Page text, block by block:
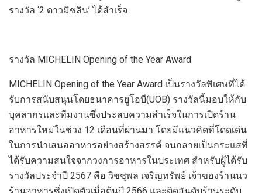
รางวัล ‘2 ดาวมิชลิน’ ได้สำเร็จ
รางวัล MICHELIN Opening of the Year Award
MICHELIN Opening of the Year Award เป็นรางวัลพิเศษที่ได้
รับการสนับสนุนโดยธนาคารยูโอบี(UOB) รางวัลนี้มอบให้กับ
บุคลากรและทีมงานซึ่งประสบความสำเร็จในการเปิดร้าน
อาหารใหม่ในช่วง 12 เดือนที่ผ่านมา โดยมีแนวคิดที่โดดเด่น
ในการนำเสนออาหารอย่างสร้างสรรค์ จนกลายเป็นกระแสที่
ได้รับความสนใจจากวงการอาหารในประเทศ สำหรับผู้ได้รับ
รางวัลประจำปี 2567 คือ วิชชุพล เจริญทรัพย์ เจ้าของร้านนว